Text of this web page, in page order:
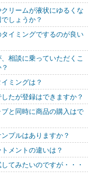
リームが液状にゆるくな
しょうか？
イミングでするのが良い
相談に乗っていただくこ
ミングは？
たが登録はできますか？
ブと同時に商品の購入はで
プルはありますか？
メントの違いは？
てみたいのですが・・・